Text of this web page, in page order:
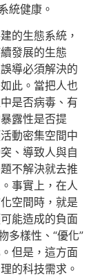
統健康。
的生態系統，
發展的生態
導必須解決的
此。當把人也
是否病毒、有
露性是否提
動密集空間中
、導致人與自
不解決就去推
事實上，在人
空間時，就是
能造成的負面
多樣性、“優化”
但是，這方面
的科技需求。